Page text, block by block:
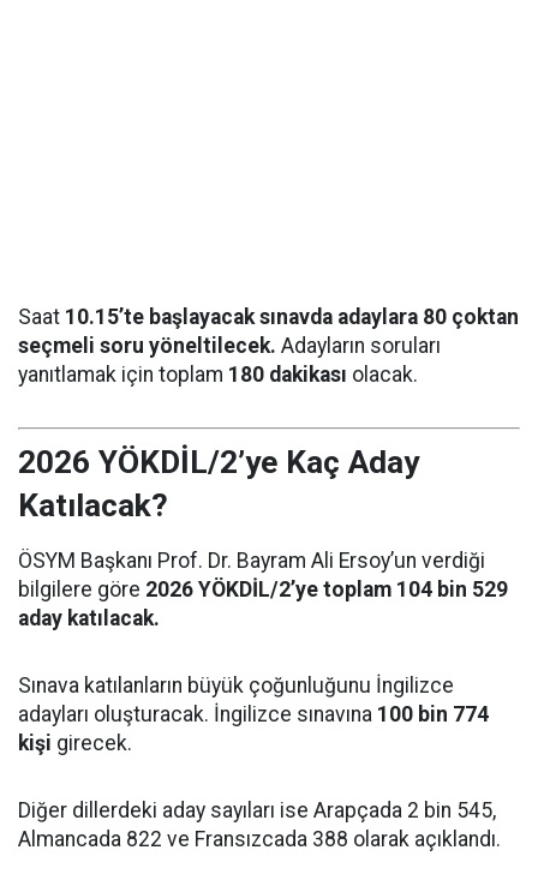
Saat 10.15’te başlayacak sınavda adaylara 80 çoktan
seçmeli soru yöneltilecek. Adayların soruları
yanıtlamak için toplam 180 dakikası olacak.
2026 YÖKDİL/2’ye Kaç Aday
Katılacak?
ÖSYM Başkanı Prof. Dr. Bayram Ali Ersoy’un verdiği
bilgilere göre 2026 YÖKDİL/2’ye toplam 104 bin 529
aday katılacak.
Sınava katılanların büyük çoğunluğunu İngilizce
adayları oluşturacak. İngilizce sınavına 100 bin 774
kişi girecek.
Diğer dillerdeki aday sayıları ise Arapçada 2 bin 545,
Almancada 822 ve Fransızcada 388 olarak açıklandı.